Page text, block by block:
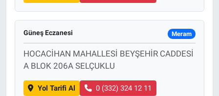
Güneş Eczanesi Meram
HOCACİHAN MAHALLESİ BEYŞEHİR CADDESİ
A BLOK 206A SELÇUKLU
Yol Tarifi Al 0 (332) 324 12 11